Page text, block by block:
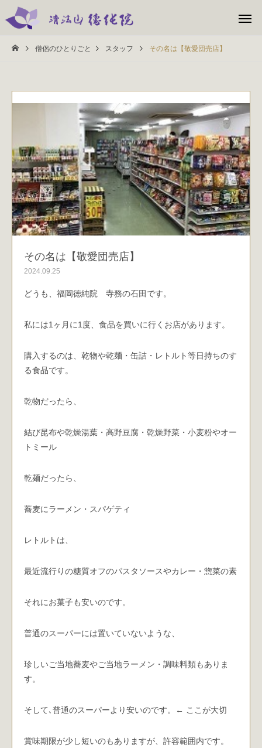
僧侶のひとりごと スタッフ その名は【敬愛団売店】
その名は【敬愛団売店】
2024.09.25
どうも、福岡徳純院 寺務の石田です。
私には1ヶ月に1度、食品を買いに行くお店があります。
購入するのは、乾物や乾麺・缶詰・レトルト等日持ちのす
る食品です。
乾物だったら、
結び昆布や乾燥湯葉・高野豆腐・乾燥野菜・小麦粉やオー
トミール
乾麺だったら、
蕎麦にラーメン・スパゲティ
レトルトは、
最近流行りの糖質オフのパスタソースやカレー・惣菜の素
それにお菓子も安いのです。
普通のスーパーには置いていないような、
珍しいご当地蕎麦やご当地ラーメン・調味料類もありま
す。
そして､普通のスーパーより安いのです。← ここが大切
賞味期限が少し短いのもありますが、許容範囲内です。